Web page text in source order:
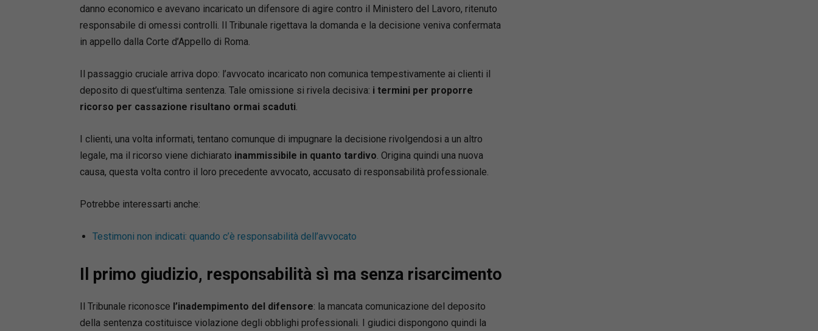
L’opera raccoglie
oltre 200 formule , ciascuna corredata
• riferimento normativo puntuale,
•commento operativo,
•preclusioni processuali,
•massime giurisprudenziali di riferimento.
strategia difensiva e redigere atti completi, aggiornati
e conformi alle nuove regole del processo civile.
Contenuti principali
•giudizio di primo grado davanti al tribunale e al giudice
appello, ricorso per Cassazione e altre impugnazioni;
•controversie di lavoro;
•procedimento di ingiunzione, sfratto e finita locazione;
•procedimenti cautelari e procedimento semplificato di
danno economico e avevano incaricato un difensore di agire contro il Ministero del Lavoro, ritenuto
responsabile di omessi controlli. Il Tribunale rigettava la domanda e la decisione veniva confermata
in appello dalla Corte d’Appello di Roma.
Il passaggio cruciale arriva dopo: l’avvocato incaricato non comunica tempestivamente ai clienti il
deposito di quest’ultima sentenza. Tale omissione si rivela decisiva: i termini per proporre
ricorso per cassazione risultano ormai scaduti
I clienti, una volta informati, tentano comunque di impugnare la decisione rivolgendosi a un altro
legale, ma il ricorso viene dichiarato inammissibile in quanto tardivo . Origina quindi una nuova
causa, questa volta contro il loro precedente avvocato, accusato di responsabilità professionale.
Potrebbe interessarti anche:
Testimoni non indicati: quando c’è responsabilità dell’avvocato
Il primo giudizio, responsabilità sì ma senza risarcimento
Il Tribunale riconosce l’inadempimento del difensore: la mancata comunicazione del deposito
della sentenza costituisce violazione degli obblighi professionali. I giudici dispongono quindi la